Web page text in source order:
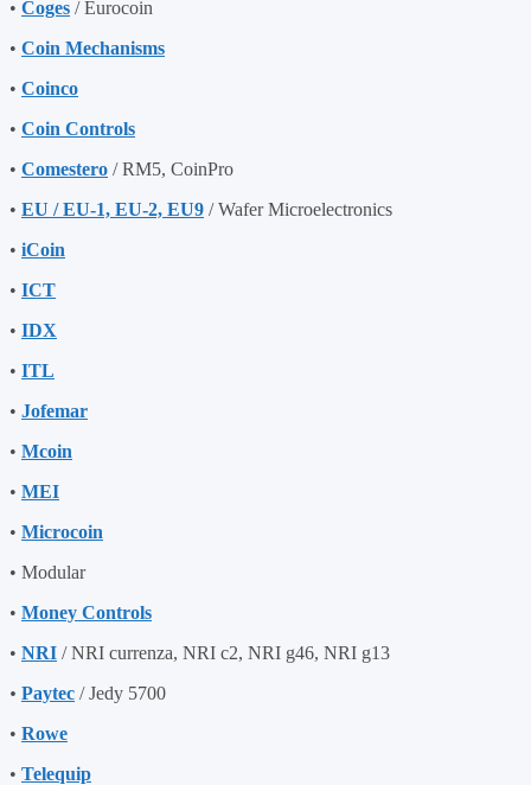
• Coges / Eurocoin
• Coin Mechanisms
• Coinco
• Coin Controls
• Comestero / RM5, CoinPro
• EU / EU-1, EU-2, EU9 / Wafer Microelectronics
• iCoin
• ICT
• IDX
• ITL
• Jofemar
• Mcoin
• MEI
• Microcoin
• Modular
• Money Controls
• NRI / NRI currenza, NRI c2, NRI g46, NRI g13
• Payteс / Jedy 5700
• Rowe
• Telequip